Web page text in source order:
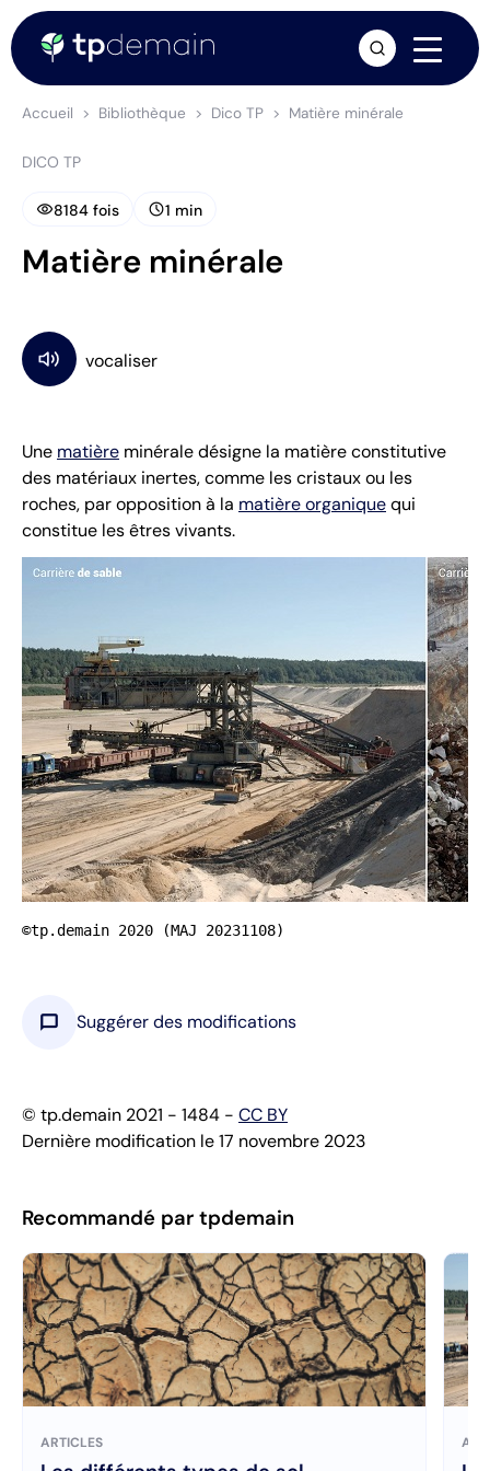
Accueil Bibliothèque Dico TP Matière minérale
DICO TP
visibility8184 fois schedule1 min
Matière minérale
Une matière minérale désigne la matière constitutive
des matériaux inertes, comme les cristaux ou les
roches, par opposition à la matière organiquequi
constitue les êtres vivants.
©tp.demain 2020 (MAJ 20231108)
chat_bubble Suggérer des modifications
© tp.demain 2021 - 1484 - CC BY
Dernière modification le 17 novembre 2023
Recommandé par tpdemain
ARTICLES
arrow_forward